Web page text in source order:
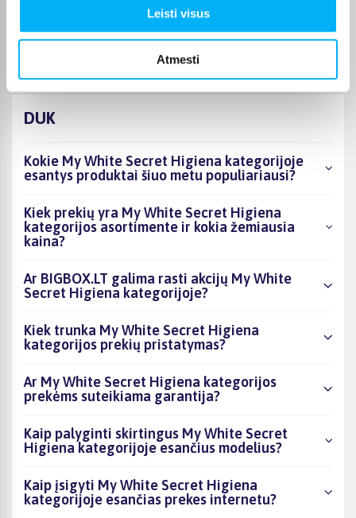
Leisti visus
Atmesti
Puikiai.
DUK
Kokie My White Secret Higiena kategorijoje
esantys produktai šiuo metu populiariausi?
Kiek prekių yra My White Secret Higiena
kategorijos asortimente ir kokia žemiausia
kaina?
Ar BIGBOX.LT galima rasti akcijų My White
Secret Higiena kategorijoje?
Kiek trunka My White Secret Higiena
kategorijos prekių pristatymas?
Ar My White Secret Higiena kategorijos
prekėms suteikiama garantija?
Kaip palyginti skirtingus My White Secret
Higiena kategorijoje esančius modelius?
Kaip įsigyti My White Secret Higiena
kategorijoje esančias prekes internetu?